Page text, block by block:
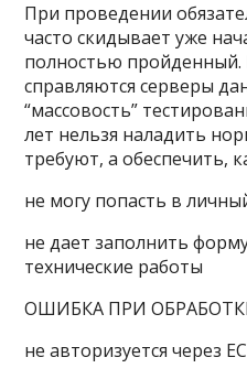
При проведении
часто скидывает уже
полностью пройденный.
справляются серверы
“массовость”
лет нельзя наладить
требуют, а обеспечить,
не могу попасть в
не дает заполнить
технические работы
ОШИБКА ПРИ
не авторизуется через